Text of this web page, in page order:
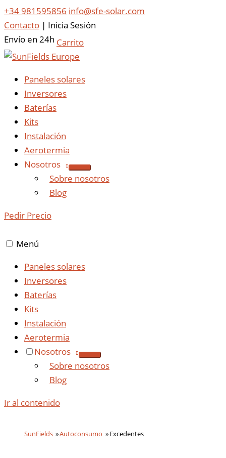
+34 981595856 info@sfe-solar.com
Contacto | Inicia Sesión
Envío en 24h Carrito
Paneles solares
Inversores
Baterías
Kits
Instalación
Aerotermia
Nosotros
Sobre nosotros
Blog
Pedir Precio
Menú
Paneles solares
Inversores
Baterías
Kits
Instalación
Aerotermia
Nosotros
Sobre nosotros
Blog
Ir al contenido
SunFields Autoconsumo Excedentes